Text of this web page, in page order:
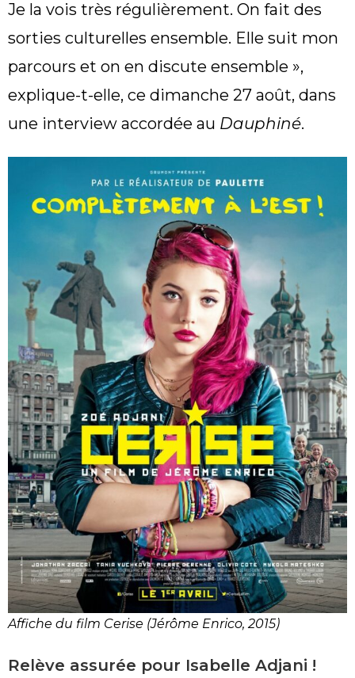
Je la vois très régulièrement. On fait des
sorties culturelles ensemble. Elle suit mon
parcours et on en discute ensemble »,
explique-t-elle, ce dimanche 27 août, dans
une interview accordée au Dauphiné.
Affiche du film Cerise (Jérôme Enrico, 2015)
Relève assurée pour Isabelle Adjani !